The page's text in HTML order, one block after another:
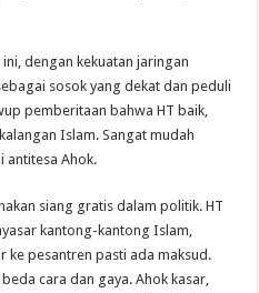
dengan kekuatan jaringan
sosok yang dekat dan peduli
pemberitaan bahwa HT baik,
Islam. Sangat mudah
antitesa Ahok.
siang gratis dalam politik. HT
kantong-kantong Islam,
ke pesantren pasti ada maksud.
cara dan gaya. Ahok kasar,